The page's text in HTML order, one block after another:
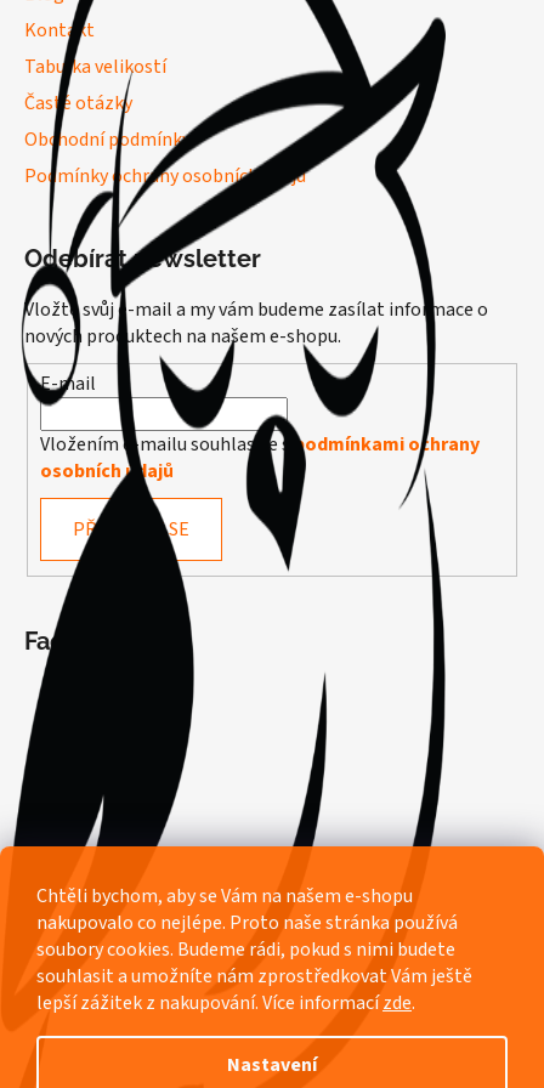
Chtěli bychom, aby se Vám na našem e-shopu
nakupovalo co nejlépe. Proto naše stránka používá
soubory cookies. Budeme rádi, pokud s nimi budete
souhlasit a umožníte nám zprostředkovat Vám ještě
lepší zážitek z nakupování.Více informacízde.
Nastavení
Kontakt
Tabulka velikostí
Časté otázky
Obchodní podmínky
Podmínky ochrany osobních údajů
Odebírat newsletter
Vložte svůj e-mail a my vám budeme zasílat informace o
nových produktech na našem e-shopu.
E-mail
Vložením e-mailu souhlasíte s podmínkami ochrany
osobních údajů
PŘIHLÁSIT SE
Facebook